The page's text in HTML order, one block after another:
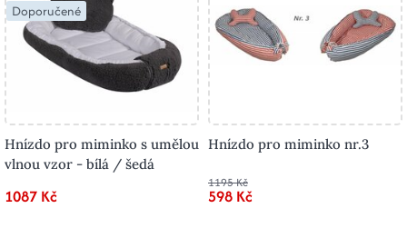
Doporučené
Hnízdo pro miminko s umělou
vlnou vzor - bílá / šedá
1087 Kč
Hnízdo pro miminko nr.3
1195 Kč
598 Kč